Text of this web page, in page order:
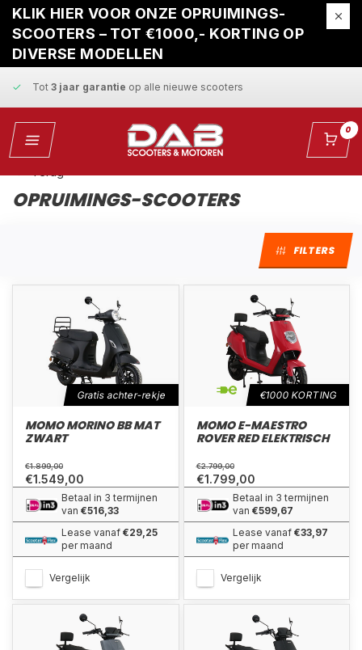
KLIK HIER VOOR ONZE OPRUIMINGS-
SCOOTERS – TOT €1000,- KORTING OP
DIVERSE MODELLEN
Gratis ophaalservicebij reparatie
Snelle leveringen vaste scherpe prijzen
Tot 3 jaar garantie op alle nieuwe scooters
Gratis ophaalservicebij reparatie 0
OPRUIMINGS-SCOOTERS
FILTERS
Gratis achter-rekje
MOMO MORINO BB MAT
ZWART
€1.899,00
€1.549,00
Betaal in 3 termijnen
van €516,33
Lease vanaf €29,25
per maand
Vergelijk
€1000 KORTING
MOMO E-MAESTRO
ROVER RED ELEKTRISCH
€2.799,00
€1.799,00
Betaal in 3 termijnen
van €599,67
Lease vanaf €33,97
per maand
Vergelijk